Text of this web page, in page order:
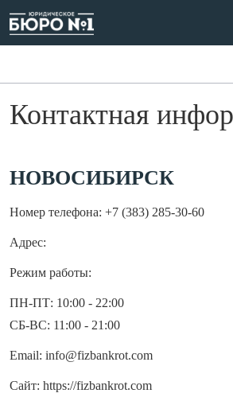
Контактная
НОВОСИБИРСК
Номер телефона: +7 (383) 285-30-60
Адрес:
Режим работы:
ПН-ПТ: 10:00 - 22:00
СБ-ВС: 11:00 - 21:00
Email: info@fizbankrot.com
Сайт: https://fizbankrot.com